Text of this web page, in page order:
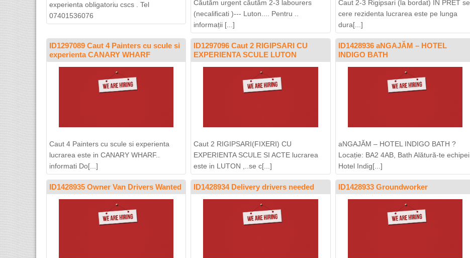
experienta obligatoriu cscs . Tel
07401536076
Căutăm urgent căutăm 2-3 labourers
(necalificati )--- Luton.... Pentru ..
informații [...]
Caut 2-3 Rigipsari (la bordat) IN PRET se
cere rezidenta lucrarea este pe lunga
dura[...]
ID1297089 Caut 4 Painters cu scule si
experienta CANARY WHARF
Caut 4 Painters cu scule si experienta
lucrarea este in CANARY WHARF..
informati Do[...]
ID1297096 Caut 2 RIGIPSARI CU
EXPERIENTA SCULE LUTON
Caut 2 RIGIPSARI(FIXERI) CU
EXPERIENTA SCULE SI ACTE lucrarea
este in LUTON ,..se c[...]
ID1428936 aNGAJĂM – HOTEL
INDIGO BATH
aNGAJĂM – HOTEL INDIGO BATH ?
Locație: BA2 4AB, Bath Alătură-te echipei
Hotel Indig[...]
ID1428935 Owner Van Drivers Wanted ID1428934 Delivery drivers needed ID1428933 Groundworker